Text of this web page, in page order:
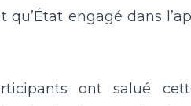
engagé dans
ont salué